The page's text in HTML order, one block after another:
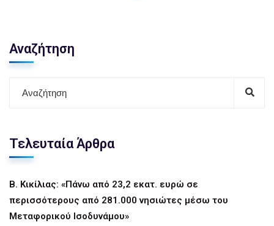
Αναζήτηση
Τελευταία Άρθρα
Β. Κικίλιας: «Πάνω από 23,2 εκατ. ευρώ σε
περισσότερους από 281.000 νησιώτες μέσω του
Μεταφορικού Ισοδυνάμου»